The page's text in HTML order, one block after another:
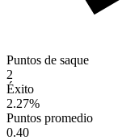
Puntos de saque
2
Éxito
2.27%
Puntos promedio
0.40